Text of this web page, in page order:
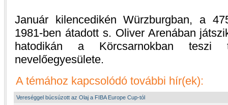
Január kilencedikén Würzburgban, a
1981-ben átadott s. Oliver Arenában
hatodikán a Körcsarnokban teszi
nevelőegyesülete.
A témához kapcsolódó további hír(ek):
Vereséggel búcsúzott az Olaj a FIBA Europe Cup-tól